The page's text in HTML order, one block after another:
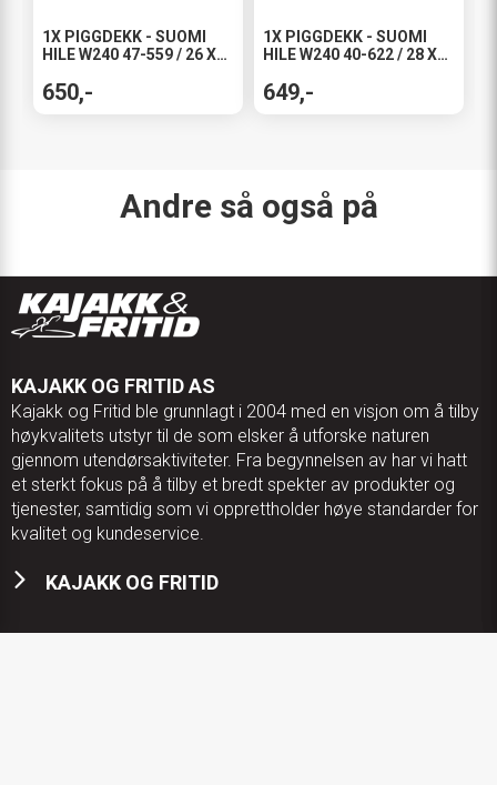
1X PIGGDEKK - SUOMI
HILE W240 47-559 / 26 X
650,-
1X PIGGDEKK - SUOMI
HILE W240 40-622 / 28 X
649,-
Andre så også på
KAJAKK OG FRITID AS
Kajakk og Fritid ble grunnlagt i 2004 med en visjon om å tilby
høykvalitets utstyr til de som elsker å utforske naturen
gjennom utendørsaktiviteter. Fra begynnelsen av har vi hatt
et sterkt fokus på å tilby et bredt spekter av produkter og
tjenester, samtidig som vi opprettholder høye standarder for
kvalitet og kundeservice.
KAJAKK OG FRITID